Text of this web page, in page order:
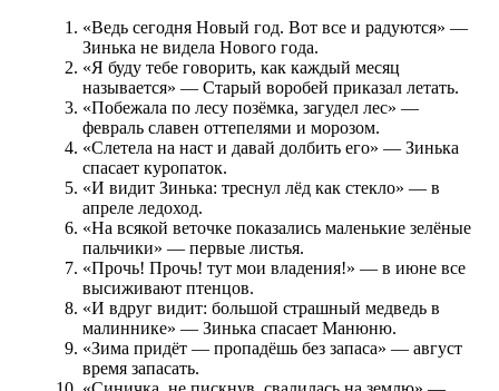
«Ведь сегодня Новый год. Вот все и радуются» —
Зинька не видела Нового года.
«Я буду тебе говорить, как каждый месяц
называется» — Старый воробей приказал летать.
«Побежала по лесу позёмка, загудел лес» —
февраль славен оттепелями и морозом.
«Слетела на наст и давай долбить его» — Зинька
спасает куропаток.
«И видит Зинька: треснул лёд как стекло» — в
апреле ледоход.
«На всякой веточке показались маленькие зелёные
пальчики» — первые листья.
«Прочь! Прочь! тут мои владения!» — в июне все
высиживают птенцов.
«И вдруг видит: большой страшный медведь в
малиннике» — Зинька спасает Манюню.
«Зима придёт — пропадёшь без запаса» — август
время запасать.